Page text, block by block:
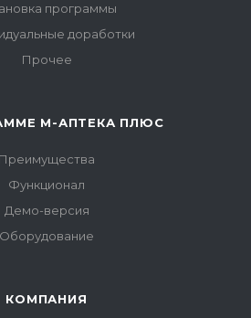
программы
доработки
Прочее
М-АПТЕКА ПЛЮС
Преимущества
Функционал
Демо-версия
Оборудование
КОМПАНИЯ